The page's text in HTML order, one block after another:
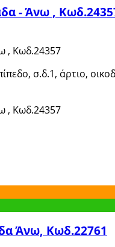
- Άνω ,
, Κωδ.24357
σ.δ.1, άρτιο,
, Κωδ.24357
Άνω, Κωδ.22761